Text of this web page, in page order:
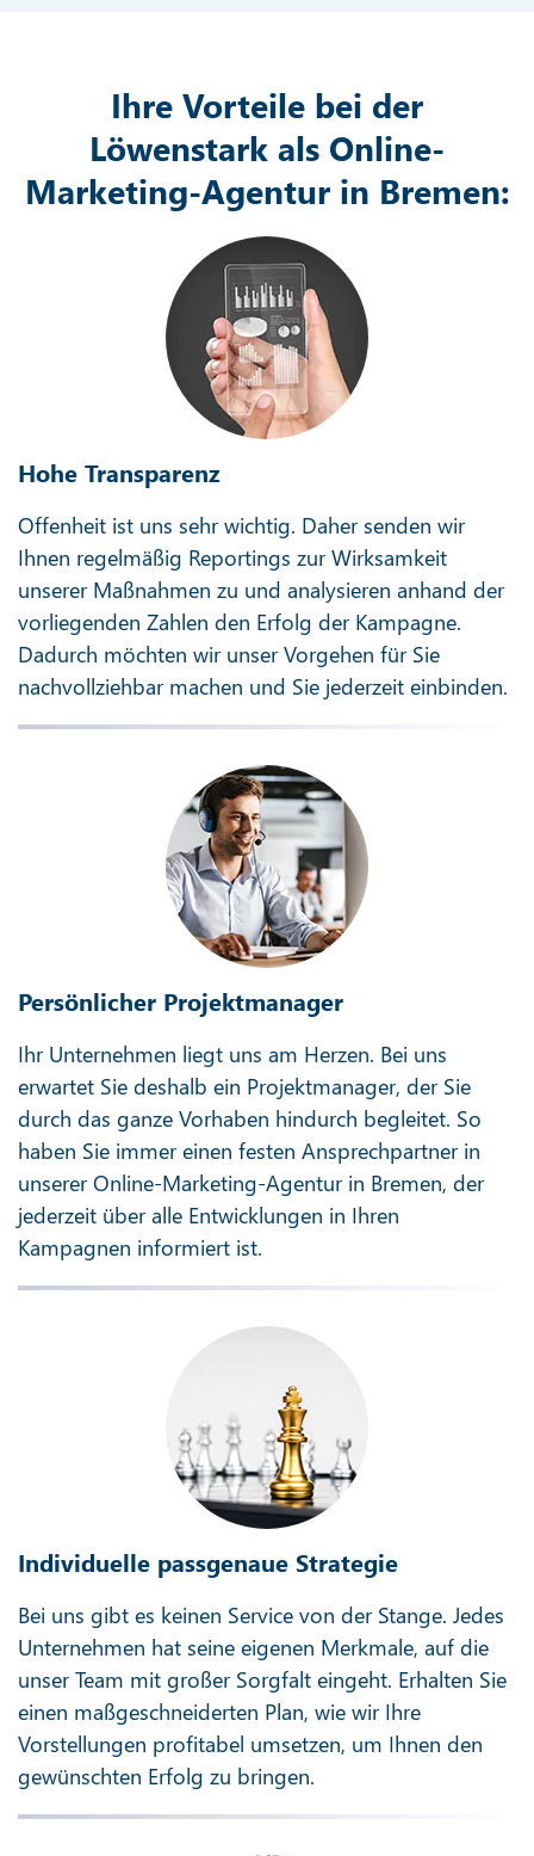
Ihre Vorteile bei der
Löwenstark als Online-
Marketing-Agentur in Bremen:
Hohe Transparenz
Offenheit ist uns sehr wichtig. Daher senden wir
Ihnen regelmäßig Reportings zur Wirksamkeit
unserer Maßnahmen zu und analysieren anhand der
vorliegenden Zahlen den Erfolg der Kampagne.
Dadurch möchten wir unser Vorgehen für Sie
nachvollziehbar machen und Sie jederzeit einbinden.
Persönlicher Projektmanager
Ihr Unternehmen liegt uns am Herzen. Bei uns
erwartet Sie deshalb ein Projektmanager, der Sie
durch das ganze Vorhaben hindurch begleitet. So
haben Sie immer einen festen Ansprechpartner in
unserer Online-Marketing-Agentur in Bremen, der
jederzeit über alle Entwicklungen in Ihren
Kampagnen informiert ist.
Individuelle passgenaue Strategie
Bei uns gibt es keinen Service von der Stange. Jedes
Unternehmen hat seine eigenen Merkmale, auf die
unser Team mit großer Sorgfalt eingeht. Erhalten Sie
einen maßgeschneiderten Plan, wie wir Ihre
Vorstellungen profitabel umsetzen, um Ihnen den
gewünschten Erfolg zu bringen.